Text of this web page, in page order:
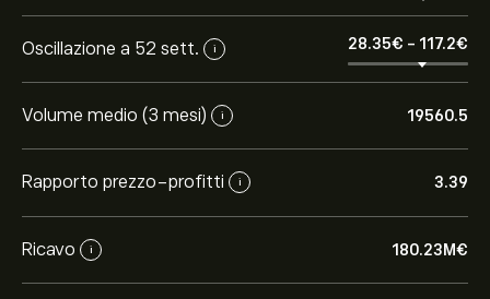
Oscillazione a 52 sett. i 28.35‎€‎ - 117.2‎€‎
Volume medio (3 mesi) i 19560.5
Rapporto prezzo-profitti i 3.39
Ricavo i 180.23M‎€‎